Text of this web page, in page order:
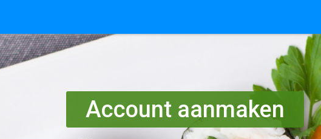
Account aanmaken